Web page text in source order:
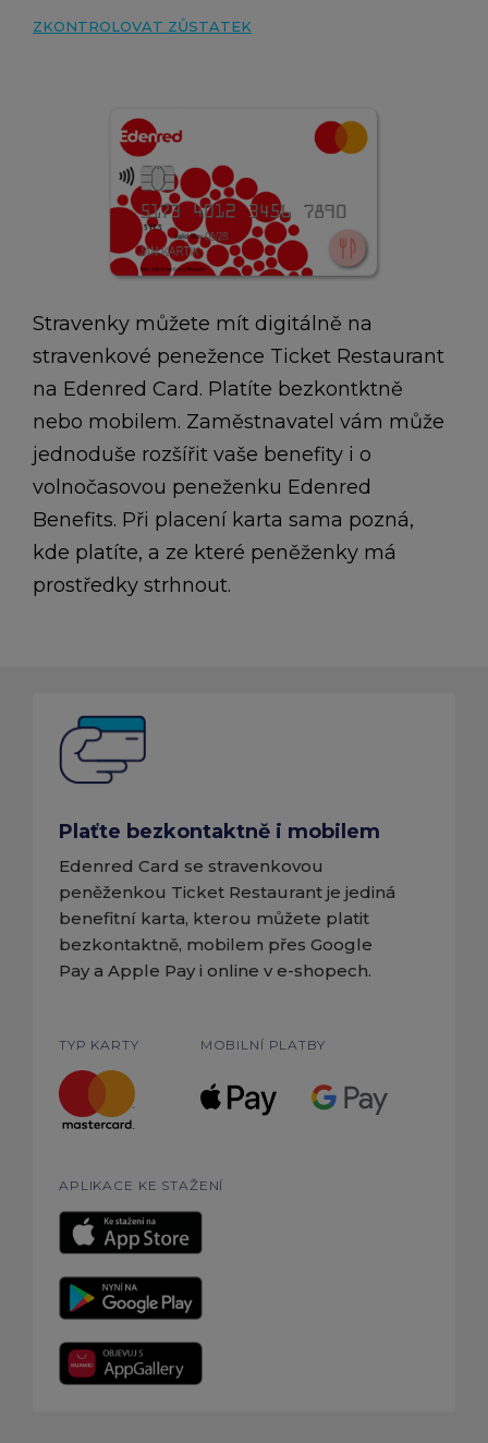
ZKONTROLOVAT ZŮSTATEK
Stravenky můžete mít digitálně na
stravenkové penežence Ticket Restaurant
na Edenred Card. Platíte bezkontktně
nebo mobilem. Zaměstnavatel vám může
jednoduše rozšířit vaše benefity i o
volnočasovou peneženku Edenred
Benefits. Při placení karta sama pozná,
kde platíte, a ze které peněženky má
prostředky strhnout.
Plaťte bezkontaktně i mobilem
Edenred Card se stravenkovou
peněženkou Ticket Restaurant je jediná
benefitní karta, kterou můžete platit
bezkontaktně, mobilem přes Google
Pay a Apple Pay i online v e-shopech.
TYP KARTY MOBILNÍ PLATBY
APLIKACE KE STAŽENÍ